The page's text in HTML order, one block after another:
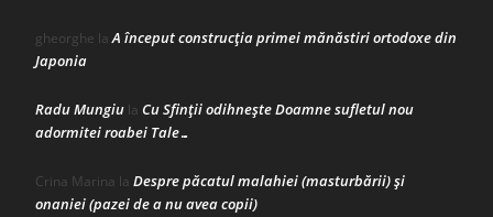
gheorghe laA început construcţia primei mănăstiri ortodoxe din
Japonia
Radu Mungiu la Cu Sfinții odihnește Doamne sufletul nou
adormitei roabei Tale…
Crina Marina la Despre păcatul malahiei (masturbării) şi
onaniei (pazei de a nu avea copii)